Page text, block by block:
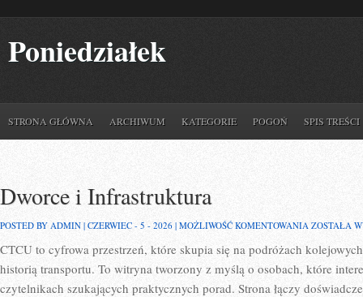
Poniedziałek
STRONA GŁÓWNA ARCHIWUM KATEGORIE POGOŃ SPIS TREŚCI
Dworce i Infrastruktura
POSTED BY ADMIN | CZERWIEC - 5 - 2026 | MOŻLIWOŚĆ KOMENTOWANIA DWORCE
ZOSTAŁA
CTCU to cyfrowa przestrzeń, które skupia się na podróżach
historią transportu. To witryna tworzony z myślą o osobach, które
czytelnikach szukających praktycznych porad. Strona łączy